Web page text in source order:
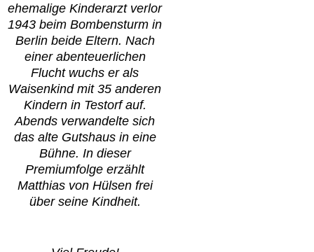
ehemalige Kinderarzt verlor
1943 beim Bombensturm in
Berlin beide Eltern. Nach
einer abenteuerlichen
Flucht wuchs er als
Waisenkind mit 35 anderen
Kindern in Testorf auf.
Abends verwandelte sich
das alte Gutshaus in eine
Bühne. In dieser
Premiumfolge erzählt
Matthias von Hülsen frei
über seine Kindheit.